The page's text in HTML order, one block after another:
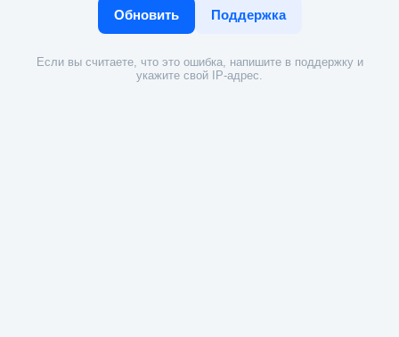
Обновить Поддержка
Если вы считаете, что это ошибка, напишите в поддержку и
укажите свой IP-адрес.